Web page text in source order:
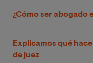
¿Cómo ser abogado
Explicamos qué
de juez